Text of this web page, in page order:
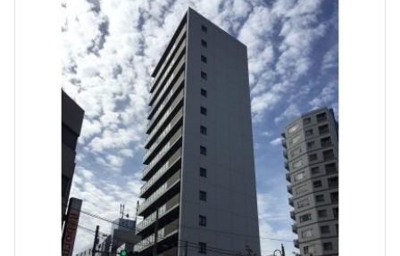
設定する
検索対象お部屋数
129 件
お部屋を再検索